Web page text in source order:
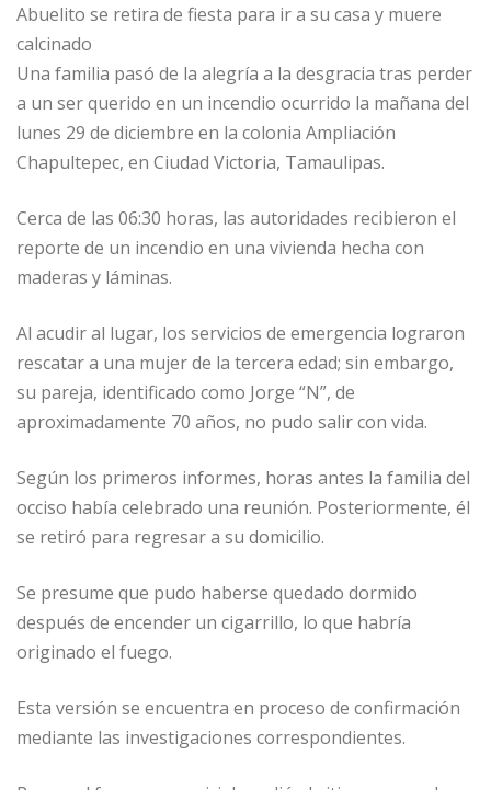
Abuelito se retira de fiesta para ir a su casa y muere
calcinado
Una familia pasó de la alegría a la desgracia tras perder
a un ser querido en un incendio ocurrido la mañana del
lunes 29 de diciembre en la colonia Ampliación
Chapultepec, en Ciudad Victoria, Tamaulipas.
Cerca de las 06:30 horas, las autoridades recibieron el
reporte de un incendio en una vivienda hecha con
maderas y láminas.
Al acudir al lugar, los servicios de emergencia lograron
rescatar a una mujer de la tercera edad; sin embargo,
su pareja, identificado como Jorge “N”, de
aproximadamente 70 años, no pudo salir con vida.
Según los primeros informes, horas antes la familia del
occiso había celebrado una reunión. Posteriormente, él
se retiró para regresar a su domicilio.
Se presume que pudo haberse quedado dormido
después de encender un cigarrillo, lo que habría
originado el fuego.
Esta versión se encuentra en proceso de confirmación
mediante las investigaciones correspondientes.